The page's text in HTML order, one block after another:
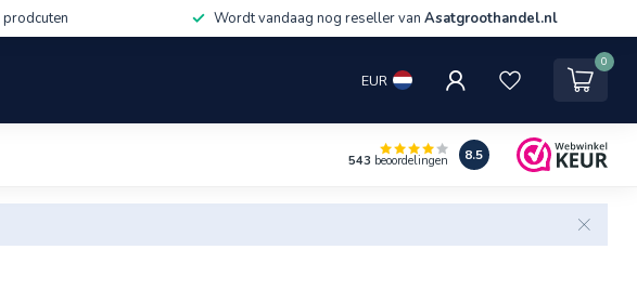
prodcuten Wordt vandaag nog reseller van Asatgroothandel.nl
EUR
0
543 beoordelingen 8.5